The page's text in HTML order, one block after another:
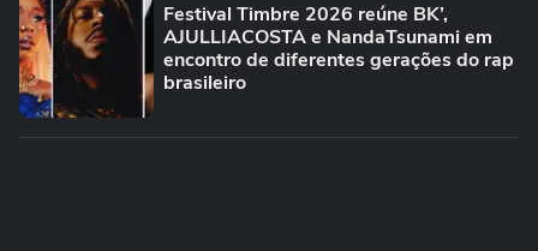
Festival Timbre 2026 reúne BK’,
AJULLIACOSTA e NandaTsunami em
encontro de diferentes gerações do rap
brasileiro